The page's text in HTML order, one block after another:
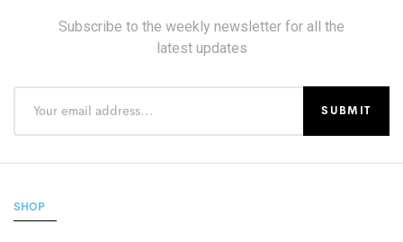
Subscribe to the weekly newsletter for all the
latest updates
SHOP